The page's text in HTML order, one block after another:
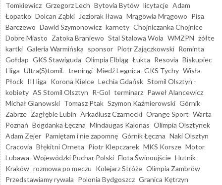
Tomkiewicz Grzegorz Lech Bytovia Bytów licytacje Adam
Łopatko Dolcan Ząbki Jeziorak Iława Mrągowia Mrągowo Pisa
Barczewo Dawid Szymonowicz karnety Chojniczanka Chojnice
Dobre Miasto Zatoka Braniewo Stal Stalowa Wola WMZPN żółte
kartki Galeria Warmińska sponsor Piotr Zajączkowski Rominta
Gołdap GKS Stawiguda Olimpia Elbląg Łukta Resovia Biskupiec
I liga Ultra(S)tomiL treningi Miedź Legnica GKS Tychy Wisła
Płock III liga Korona Kielce Lechia Gdańsk Stomil Olsztyn -
kobiety AS Stomil Olsztyn R-Gol terminarz Paweł Alancewicz
Michał Glanowski Tomasz Ptak Szymon Kaźmierowski Górnik
Zabrze Zagłębie Lubin Arkadiusz Czarnecki Orange Sport Warta
Poznań Bogdanka Łęczna Mindaugas Kalonas Olimpia Olsztynek
Adam Zejer Pamiętam i nie zapomnę Górnik Łęczna Naki Olsztyn
Cracovia Błękitni Orneta Piotr Klepczarek MKS Korsze Motor
Lubawa Wojewódzki Puchar Polski Flota Świnoujście Hutnik
Kraków rozmowa po meczu Kolejarz Stróże Olimpia Zambrów
Przedstawiamy rywala Polonia Bydgoszcz Granica Kętrzyn